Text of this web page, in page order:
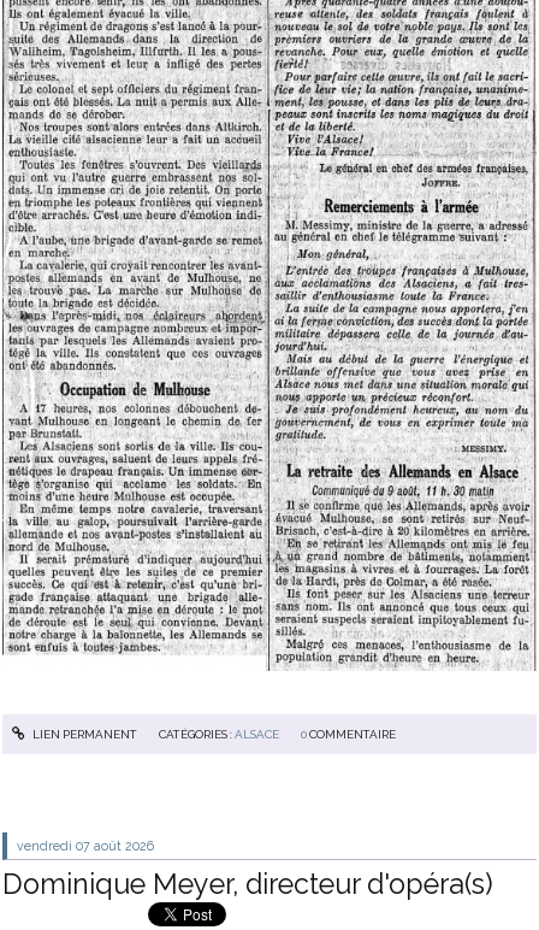
LIEN PERMANENT CATÉGORIES :ALSACE 0COMMENTAIRE
vendredi 07 août 2026
Dominique Meyer, directeur d'opéra(s)